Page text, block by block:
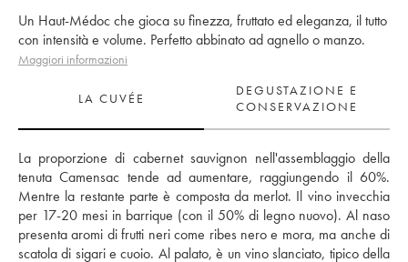
Un Haut-Médoc che gioca su finezza, fruttato ed eleganza, il tutto
con intensità e volume. Perfetto abbinato ad agnello o manzo.
Maggiori informazioni
LA CUVÉE
DEGUSTAZIONE E
CONSERVAZIONE
La proporzione di cabernet sauvignon nell'assemblaggio della
tenuta Camensac tende ad aumentare, raggiungendo il 60%.
Mentre la restante parte è composta da merlot. Il vino invecchia
per 17-20 mesi in barrique (con il 50% di legno nuovo). Al naso
presenta aromi di frutti neri come ribes nero e mora, ma anche di